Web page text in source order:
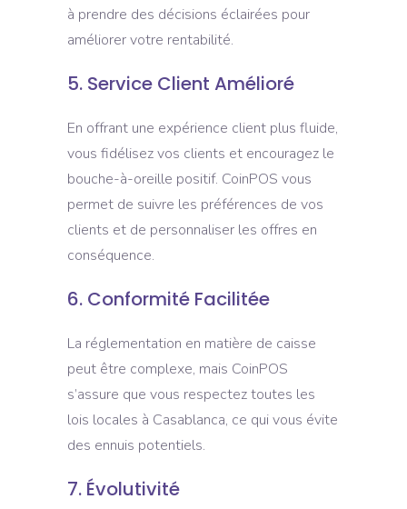
à prendre des décisions éclairées pour
améliorer votre rentabilité.
5. Service Client Amélioré
En offrant une expérience client plus fluide,
vous fidélisez vos clients et encouragez le
bouche-à-oreille positif. CoinPOS vous
permet de suivre les préférences de vos
clients et de personnaliser les offres en
conséquence.
6. Conformité Facilitée
La réglementation en matière de caisse
peut être complexe, mais CoinPOS
s’assure que vous respectez toutes les
lois locales à Casablanca, ce qui vous évite
des ennuis potentiels.
7. Évolutivité